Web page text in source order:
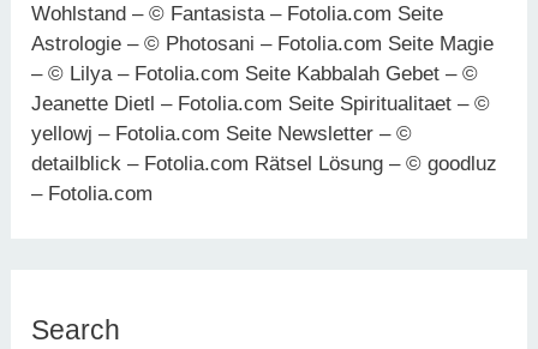
Wohlstand – © Fantasista – Fotolia.com Seite
Astrologie – © Photosani – Fotolia.com Seite Magie
– © Lilya – Fotolia.com Seite Kabbalah Gebet – ©
Jeanette Dietl – Fotolia.com Seite Spiritualitaet – ©
yellowj – Fotolia.com Seite Newsletter – ©
detailblick – Fotolia.com Rätsel Lösung – © goodluz
– Fotolia.com
Search